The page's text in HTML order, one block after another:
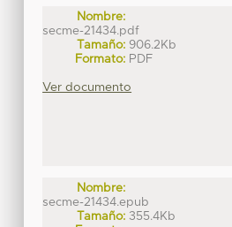
Nombre:
secme-21434.pdf
Tamaño: 906.2Kb
Formato: PDF
Ver documento
Nombre:
secme-21434.epub
Tamaño: 355.4Kb